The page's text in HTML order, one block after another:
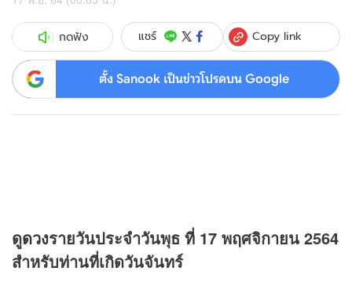
กดฟัง แชร์ Copy link
ตั้ง Sanook เป็นข่าวโปรดบน Google
ดูดวงรายวันประจำวันพุธ ที่ 17 พฤศจิกายน 2564
สำหรับท่านที่เกิดวันจันทร์